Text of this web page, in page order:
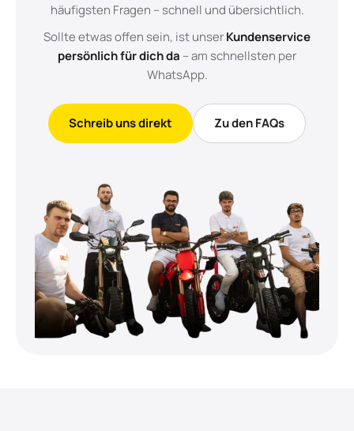
häufigsten Fragen – schnell und übersichtlich.
Sollte etwas offen sein, ist unserKundenservice
persönlich für dich da – am schnellsten per
WhatsApp.
Schreib uns direkt Zu den FAQs